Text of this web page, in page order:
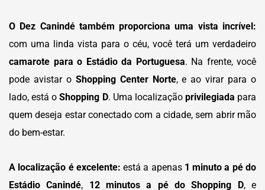
O Dez Canindé também proporciona uma vista incrível:
com uma linda vista para o céu, você terá um verdadeiro
camarote para o Estádio da Portuguesa. Na frente, você
pode avistar o Shopping Center Norte, e ao virar para o
lado, está oShopping D. Uma localização privilegiada para
quem deseja estar conectado com a cidade, sem abrir mão
do bem-estar.
A localização é excelente: está a apenas 1 minuto a pé do
Estádio Canindé, 12 minutos a pé do Shopping D, e